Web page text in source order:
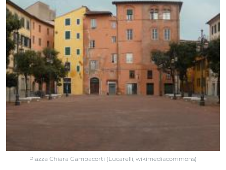
Piazza Chiara Gambacorti (Lucarelli, wikimediacommons)